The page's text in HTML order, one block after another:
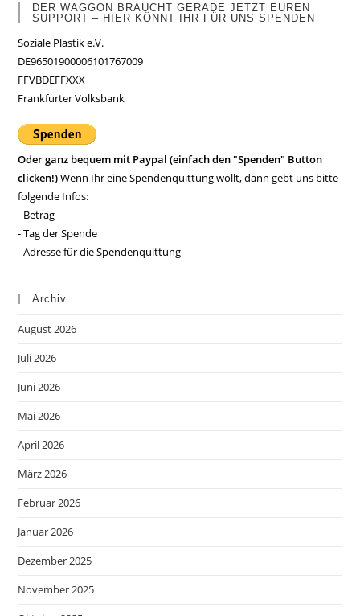
DER WAGGON BRAUCHT GERADE JETZT EUREN
SUPPORT – HIER KÖNNT IHR FÜR UNS SPENDEN
Soziale Plastik e.V.
DE96501900006101767009
FFVBDEFFXXX
Frankfurter Volksbank
Oder ganz bequem mit Paypal (einfach den "Spenden" Button
clicken!)Wenn Ihr eine Spendenquittung wollt, dann gebt uns bitte
folgende Infos:
- Betrag
- Tag der Spende
- Adresse für die Spendenquittung
Archiv
August 2026
Juli 2026
Juni 2026
Mai 2026
April 2026
März 2026
Februar 2026
Januar 2026
Dezember 2025
November 2025